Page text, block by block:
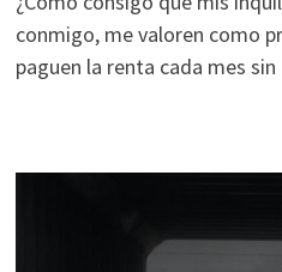
conmigo, me valoren como
paguen la renta cada mes
opcionales.
Son
necesarias